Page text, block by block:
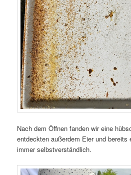
Nach dem Öffnen fanden wir eine
entdeckten außerdem Eier und
immer selbstverständlich.